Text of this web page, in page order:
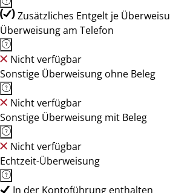
Zusätzliches Entgelt je
Überweisung am Telefon
Nicht verfügbar
Sonstige Überweisung ohne Beleg
Nicht verfügbar
Sonstige Überweisung mit Beleg
Nicht verfügbar
Echtzeit-Überweisung
In der Kontoführung enthalten